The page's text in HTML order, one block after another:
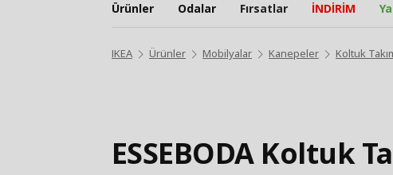
Ürünler Odalar Fırsatlar İNDİRİM
IKEA Ürünler Mobilyalar Kanepeler Koltuk
ESSEBODA Koltuk